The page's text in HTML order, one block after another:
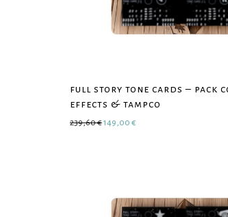
full story tone cards – pack
effects & tampco
239,60€Le prix initial était : 239,60 €.
149,00 €Le prix actuel est :